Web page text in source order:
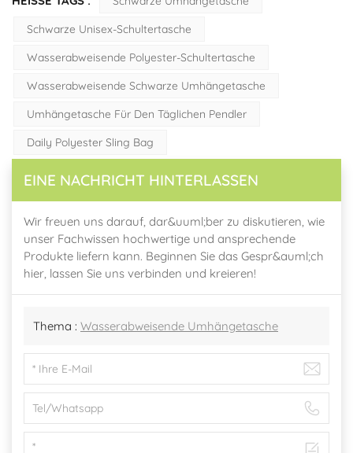
Schwarze Unisex-Schultertasche
Wasserabweisende Polyester-Schultertasche
Wasserabweisende Schwarze Umhängetasche
Umhängetasche Für Den Täglichen Pendler
Daily Polyester Sling Bag
EINE NACHRICHT HINTERLASSEN
Wir freuen uns darauf, dar&uuml;ber zu diskutieren, wie
unser Fachwissen hochwertige und ansprechende
Produkte liefern kann. Beginnen Sie das Gespr&auml;ch
hier, lassen Sie uns verbinden und kreieren!
Thema : Wasserabweisende Umhängetasche